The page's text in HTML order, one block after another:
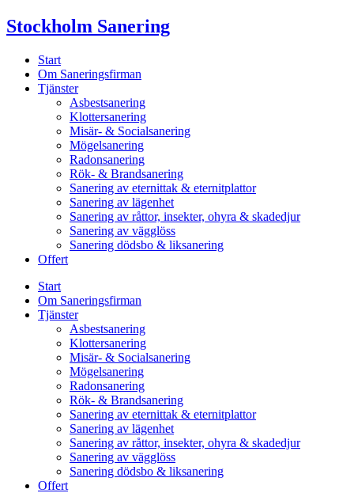
Skip
to
Stockholm Sanering
Start
Om Saneringsfirman
Tjänster
Asbestsanering
Klottersanering
Misär- & Socialsanering
Mögelsanering
Radonsanering
Rök- & Brandsanering
Sanering av eternittak & eternitplattor
Sanering av lägenhet
Sanering av råttor, insekter, ohyra & skadedjur
Sanering av vägglöss
Sanering dödsbo & liksanering
Offert
Start
Om Saneringsfirman
Tjänster
Asbestsanering
Klottersanering
Misär- & Socialsanering
Mögelsanering
Radonsanering
Rök- & Brandsanering
Sanering av eternittak & eternitplattor
Sanering av lägenhet
Sanering av råttor, insekter, ohyra & skadedjur
Sanering av vägglöss
Sanering dödsbo & liksanering
Offert